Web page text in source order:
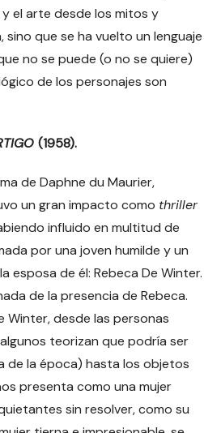
el arte desde los mitos y
que se ha vuelto un lenguaje
no se puede (o no se quiere)
de los personajes son
(1958).
de Daphne du Maurier,
un gran impacto como thriller
influido en multitud de
por una joven humilde y un
de él: Rebeca De Winter.
de la presencia de Rebeca.
Winter, desde las personas
teorizan que podría ser
de la época) hasta los objetos
presenta como una mujer
sin resolver, como su